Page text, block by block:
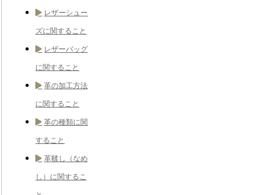
レザーシュー
ズに関すること
レザーバッグ
に関すること
革の加工方法
に関すること
革の種類に関
すること
革鞣し（なめ
し）に関するこ